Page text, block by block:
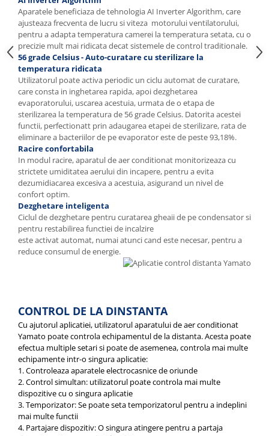
Aparatele beneficiaza de tehnologia AI Inverter Algorithm, care
ajusteaza frecventa de lucru si viteza motorului ventilatorului,
pentru a adapta temperatura camerei la temperatura setata, cu o
precizie mult mai ridicata decat sistemele de control traditionale.
56 grade Celsius - Auto-curatare cu sterilizare la
temperatura ridicata
Utilizatorul poate activa periodic un ciclu automat de curatare,
care consta in inghetarea rapida, apoi dezghetarea
evaporatorului, uscarea acestuia, urmata de o etapa de
sterilizarea la temperatura de 56 grade Celsius. Datorita acestei
functii, perfectionatt prin adaugarea etapei de sterilizare, rata de
eliminare a bacteriilor de pe evaporator este de peste 93,18%.
Racire confortabila
In modul racire, aparatul de aer conditionat monitorizeaza cu
strictete umiditatea aerului din incapere, pentru a evita
dezumidiacarea excesiva a acestuia, asigurand un nivel de
confort optim.
Dezghetare inteligenta
Ciclul de dezghetare pentru curatarea gheaii de pe condensator si
pentru restabilirea functiei de incalzire
este activat automat, numai atunci cand este necesar, pentru a
reduce consumul de energie.
CONTROL DE LA DINSTANTA
Cu ajutorul aplicatiei, utilizatorul aparatului de aer conditionat
Yamato poate controla echipamentul de la distanta. Acesta poate
efectua multiple setari si poate de asemenea, controla mai multe
echipamente intr-o singura aplicatie:
1. Controleaza aparatele electrocasnice de oriunde
2. Control simultan: utilizatorul poate controla mai multe
dispozitive cu o singura aplicatie
3. Temporizator: Se poate seta temporizatorul pentru a indeplini
mai multe functii
4. Partajare dispozitiv: O singura atingere pentru a partaja